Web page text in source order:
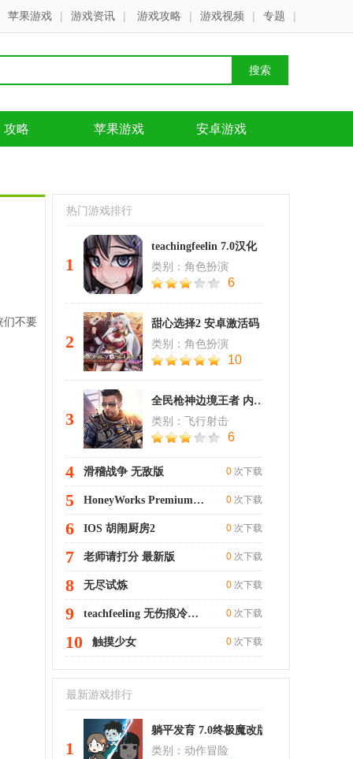
苹果游戏 | 游戏资讯 | 游戏攻略 | 游戏视频 | 专题 |
攻略 苹果游戏 安卓游戏
们不要
热门游戏排行
1
teachingfeelin 7.0汉化
类别：角色扮演
6
2
甜心选择2 安卓激活码
类别：角色扮演
10
3
全民枪神边境王者 内测版
类别：飞行射击
6
4 滑稽战争 无敌版 0 次下载
5 HoneyWorks Premium Live 0 次下载
6 IOS 胡闹厨房2 0 次下载
7 老师请打分 最新版 0 次下载
8 无尽试炼 0 次下载
9 teachfeeling 无伤痕冷狐版3.0 0 次下载
10 触摸少女 0 次下载
最新游戏排行
1
躺平发育 7.0终极魔改版
类别：动作冒险